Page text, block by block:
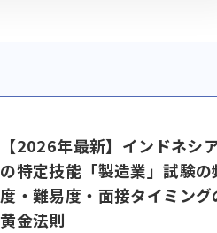
【2026年最新】インドネシ
の特定技能「製造業」試験の
度・難易度・面接タイミング
黄金法則